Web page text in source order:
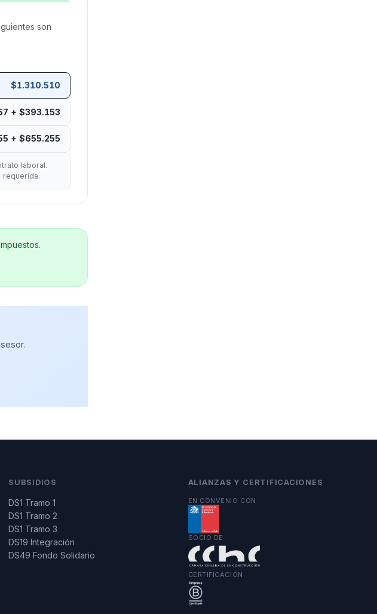
son
$1.310.510
+ $393.153
+ $655.255
laboral.
requerida.
SUBSIDIOS
DS1 Tramo 1
DS1 Tramo 2
DS1 Tramo 3
DS19 Integración
DS49 Fondo Solidario
ALIANZAS Y CERTIFICACIONES
EN CONVENIO CON
SOCIO DE
CERTIFICACIÓN